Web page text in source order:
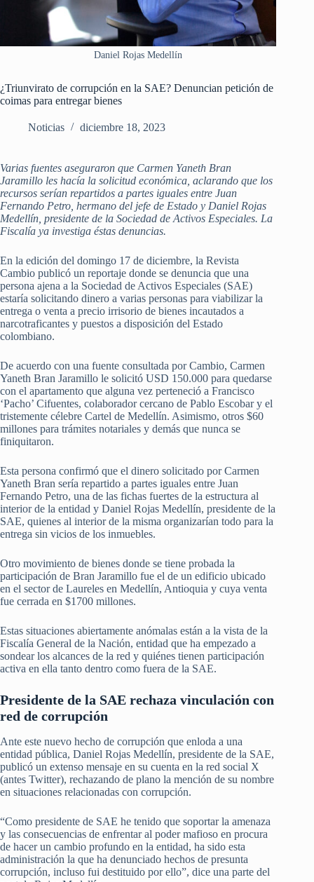
Daniel Rojas Medellín
¿Triunvirato de corrupción en la SAE? Denuncian petición de
coimas para entregar bienes
Noticias diciembre 18, 2023
Varias fuentes aseguraron que Carmen Yaneth Bran
Jaramillo les hacía la solicitud económica, aclarando que los
recursos serían repartidos a partes iguales entre Juan
Fernando Petro, hermano del jefe de Estado y Daniel Rojas
Medellín, presidente de la Sociedad de Activos Especiales. La
Fiscalía ya investiga éstas denuncias.
En la edición del domingo 17 de diciembre, la Revista
Cambio publicó un reportaje donde se denuncia que una
persona ajena a la Sociedad de Activos Especiales (SAE)
estaría solicitando dinero a varias personas para viabilizar la
entrega o venta a precio irrisorio de bienes incautados a
narcotraficantes y puestos a disposición del Estado
colombiano.
De acuerdo con una fuente consultada por Cambio, Carmen
Yaneth Bran Jaramillo le solicitó USD 150.000 para quedarse
con el apartamento que alguna vez perteneció a Francisco
‘Pacho’ Cifuentes, colaborador cercano de Pablo Escobar y el
tristemente célebre Cartel de Medellín. Asimismo, otros $60
millones para trámites notariales y demás que nunca se
finiquitaron.
Esta persona confirmó que el dinero solicitado por Carmen
Yaneth Bran sería repartido a partes iguales entre Juan
Fernando Petro, una de las fichas fuertes de la estructura al
interior de la entidad y Daniel Rojas Medellín, presidente de la
SAE, quienes al interior de la misma organizarían todo para la
entrega sin vicios de los inmuebles.
Otro movimiento de bienes donde se tiene probada la
participación de Bran Jaramillo fue el de un edificio ubicado
en el sector de Laureles en Medellín, Antioquia y cuya venta
fue cerrada en $1700 millones.
Estas situaciones abiertamente anómalas están a la vista de la
Fiscalía General de la Nación, entidad que ha empezado a
sondear los alcances de la red y quiénes tienen participación
activa en ella tanto dentro como fuera de la SAE.
Presidente de la SAE rechaza vinculación con
red de corrupción
Ante este nuevo hecho de corrupción que enloda a una
entidad pública, Daniel Rojas Medellín, presidente de la SAE,
publicó un extenso mensaje en su cuenta en la red social X
(antes Twitter), rechazando de plano la mención de su nombre
en situaciones relacionadas con corrupción.
“Como presidente de SAE he tenido que soportar la amenaza
y las consecuencias de enfrentar al poder mafioso en procura
de hacer un cambio profundo en la entidad, ha sido esta
administración la que ha denunciado hechos de presunta
corrupción, incluso fui destituido por ello”, dice una parte del